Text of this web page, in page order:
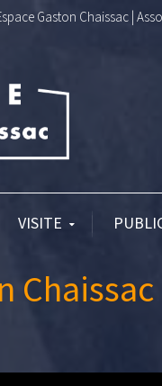
Gaston Chaissac |
VISITE